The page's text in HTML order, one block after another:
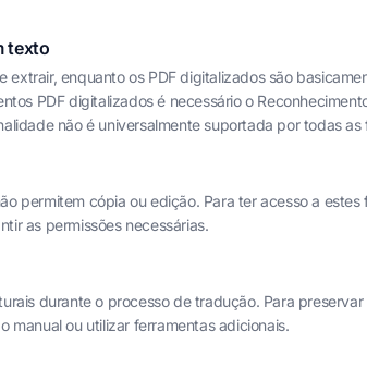
texto
extrair, enquanto os PDF digitalizados são
PDF digitalizados é necessário o
não é universalmente suportada por todas as
permitem cópia ou edição. Para ter acesso a estes
as permissões necessárias.
durante o processo de tradução. Para preservar
manual ou utilizar ferramentas adicionais.